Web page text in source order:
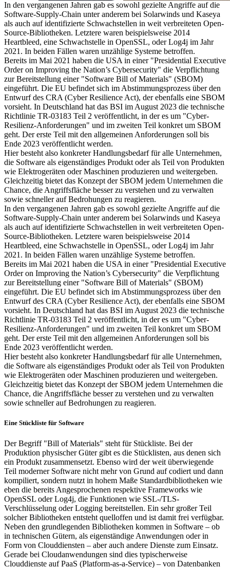
In den vergangenen Jahren gab es sowohl gezielte Angriffe auf die
Software-Supply-Chain unter anderem bei Solarwinds und Kaseya
als auch auf identifizierte Schwachstellen in weit verbreiteten Open-
Source-Bibliotheken. Letztere waren beispielsweise 2014
Heartbleed, eine Schwachstelle in OpenSSL, oder Log4j im Jahr
2021. In beiden Fällen waren unzählige Systeme betroffen.
Bereits im Mai 2021 haben die USA in einer "Presidential Executive
Order on Improving the Nation’s Cybersecurity" die Verpflichtung
zur Bereitstellung einer "Software Bill of Materials" (SBOM)
eingeführt. Die EU befindet sich im Abstimmungsprozess über den
Entwurf des CRA (Cyber Resilience Act), der ebenfalls eine SBOM
vorsieht. In Deutschland hat das BSI im August 2023 die technische
Richtlinie TR-03183 Teil 2 veröffentlicht, in der es um "Cyber-
Resilienz-Anforderungen" und im zweiten Teil konkret um SBOM
geht. Der erste Teil mit den allgemeinen Anforderungen soll bis
Ende 2023 veröffentlicht werden.
Hier besteht also konkreter Handlungsbedarf für alle Unternehmen,
die Software als eigenständiges Produkt oder als Teil von Produkten
wie Elektrogeräten oder Maschinen produzieren und weitergeben.
Gleichzeitig bietet das Konzept der SBOM jedem Unternehmen die
Chance, die Angriffsfläche besser zu verstehen und zu verwalten
sowie schneller auf Bedrohungen zu reagieren.
In den vergangenen Jahren gab es sowohl gezielte Angriffe auf die
Software-Supply-Chain unter anderem bei Solarwinds und Kaseya
als auch auf identifizierte Schwachstellen in weit verbreiteten Open-
Source-Bibliotheken. Letztere waren beispielsweise 2014
Heartbleed, eine Schwachstelle in OpenSSL, oder Log4j im Jahr
2021. In beiden Fällen waren unzählige Systeme betroffen.
Bereits im Mai 2021 haben die USA in einer "Presidential Executive
Order on Improving the Nation’s Cybersecurity" die Verpflichtung
zur Bereitstellung einer "Software Bill of Materials" (SBOM)
eingeführt. Die EU befindet sich im Abstimmungsprozess über den
Entwurf des CRA (Cyber Resilience Act), der ebenfalls eine SBOM
vorsieht. In Deutschland hat das BSI im August 2023 die technische
Richtlinie TR-03183 Teil 2 veröffentlicht, in der es um "Cyber-
Resilienz-Anforderungen" und im zweiten Teil konkret um SBOM
geht. Der erste Teil mit den allgemeinen Anforderungen soll bis
Ende 2023 veröffentlicht werden.
Hier besteht also konkreter Handlungsbedarf für alle Unternehmen,
die Software als eigenständiges Produkt oder als Teil von Produkten
wie Elektrogeräten oder Maschinen produzieren und weitergeben.
Gleichzeitig bietet das Konzept der SBOM jedem Unternehmen die
Chance, die Angriffsfläche besser zu verstehen und zu verwalten
sowie schneller auf Bedrohungen zu reagieren.
Eine Stückliste für Software
Der Begriff "Bill of Materials" steht für Stückliste. Bei der
Produktion physischer Güter gibt es die Stücklisten, aus denen sich
ein Produkt zusammensetzt. Ebenso wird der weit überwiegende
Teil moderner Software nicht mehr von Grund auf codiert und dann
kompiliert, sondern nutzt in hohem Maße Standardbibliotheken wie
eben die bereits Angesprochenen respektive Frameworks wie
OpenSSL oder Log4j, die Funktionen wie SSL-/TLS-
Verschlüsselung oder Logging bereitstellen. Ein sehr großer Teil
solcher Bibliotheken entsteht quelloffen und ist damit frei verfügbar.
Neben den grundlegenden Bibliotheken kommen in Software – ob
in technischen Gütern, als eigenständige Anwendungen oder in
Form von Clouddiensten – aber auch andere Dienste zum Einsatz.
Gerade bei Cloudanwendungen sind dies typischerweise
Clouddienste auf PaaS (Platform-as-a-Service) – von Datenbanken